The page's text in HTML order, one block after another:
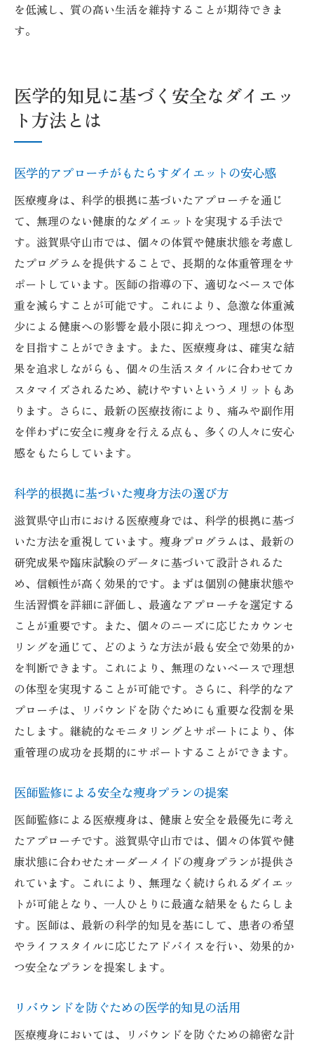
を低減し、質の高い生活を維持することが期待できま
す。
医学的知見に基づく安全なダイエッ
ト方法とは
医学的アプローチがもたらすダイエットの安心感
医療痩身は、科学的根拠に基づいたアプローチを通じ
て、無理のない健康的なダイエットを実現する手法で
す。滋賀県守山市では、個々の体質や健康状態を考慮し
たプログラムを提供することで、長期的な体重管理をサ
ポートしています。医師の指導の下、適切なペースで体
重を減らすことが可能です。これにより、急激な体重減
少による健康への影響を最小限に抑えつつ、理想の体型
を目指すことができます。また、医療痩身は、確実な結
果を追求しながらも、個々の生活スタイルに合わせてカ
スタマイズされるため、続けやすいというメリットもあ
ります。さらに、最新の医療技術により、痛みや副作用
を伴わずに安全に痩身を行える点も、多くの人々に安心
感をもたらしています。
科学的根拠に基づいた痩身方法の選び方
滋賀県守山市における医療痩身では、科学的根拠に基づ
いた方法を重視しています。痩身プログラムは、最新の
研究成果や臨床試験のデータに基づいて設計されるた
め、信頼性が高く効果的です。まずは個別の健康状態や
生活習慣を詳細に評価し、最適なアプローチを選定する
ことが重要です。また、個々のニーズに応じたカウンセ
リングを通じて、どのような方法が最も安全で効果的か
を判断できます。これにより、無理のないペースで理想
の体型を実現することが可能です。さらに、科学的なア
プローチは、リバウンドを防ぐためにも重要な役割を果
たします。継続的なモニタリングとサポートにより、体
重管理の成功を長期的にサポートすることができます。
医師監修による安全な痩身プランの提案
医師監修による医療痩身は、健康と安全を最優先に考え
たアプローチです。滋賀県守山市では、個々の体質や健
康状態に合わせたオーダーメイドの痩身プランが提供さ
れています。これにより、無理なく続けられるダイエッ
トが可能となり、一人ひとりに最適な結果をもたらしま
す。医師は、最新の科学的知見を基にして、患者の希望
やライフスタイルに応じたアドバイスを行い、効果的か
つ安全なプランを提案します。
リバウンドを防ぐための医学的知見の活用
医療痩身においては、リバウンドを防ぐための綿密な計